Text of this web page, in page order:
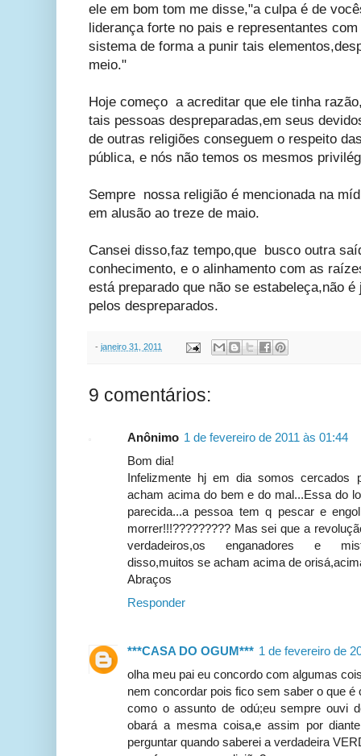
ele em bom tom me disse,"a culpa é de
liderança forte no pais e representantes
sistema de forma a punir tais
meio."
Hoje começo a acreditar que ele tinha
tais pessoas despreparadas,em seus
de outras religiões conseguem o respeito
pública, e nós não temos os mesmos
Sempre nossa religião é mencionada na
em alusão ao treze de maio.
Cansei disso,faz tempo,que busco outra
conhecimento, e o alinhamento com as
está preparado que não se estabeleça,não
pelos despreparados.
- janeiro 31, 2011
9 comentários:
Anônimo 1 de fevereiro de 2011 às 01:44
Bom dia!
Infelizmente hj em dia somos cercados
acham acima do bem e do mal...Essa do
parecida...a pessoa tem q pescar e
morrer!!!????????? Mas sei que a
verdadeiros,os enganadores e
disso,muitos se acham acima de
Abraços
Responder
***CASA DO OGUM*** 1 de fevereiro de
olha meu pai eu concordo com algumas
nem concordar pois fico sem saber o que é
como o assunto de odú;eu sempre ouvi
obará a mesma coisa,e assim por
perguntar quando saberei a verdadeira